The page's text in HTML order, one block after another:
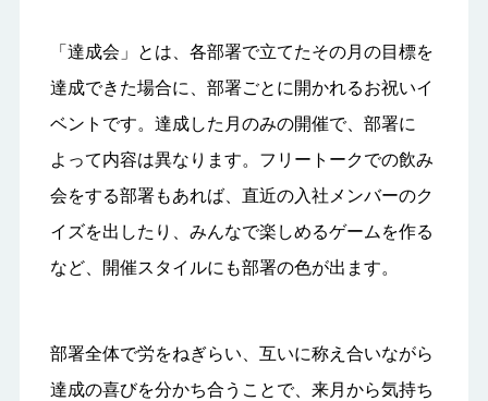
「達成会」とは、各部署で立てたその月の目標を
達成できた場合に、部署ごとに開かれるお祝いイ
ベントです。達成した月のみの開催で、部署に
よって内容は異なります。フリートークでの飲み
会をする部署もあれば、直近の入社メンバーのク
イズを出したり、みんなで楽しめるゲームを作る
など、開催スタイルにも部署の色が出ます。
部署全体で労をねぎらい、互いに称え合いながら
達成の喜びを分かち合うことで、来月から気持ち